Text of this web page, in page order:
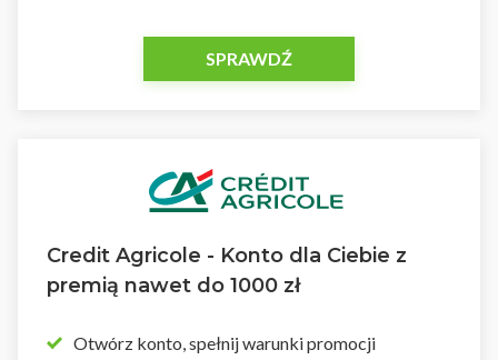
SPRAWDŹ
Credit Agricole - Konto dla Ciebie z
premią nawet do 1000 zł
Otwórz konto, spełnij warunki promocji